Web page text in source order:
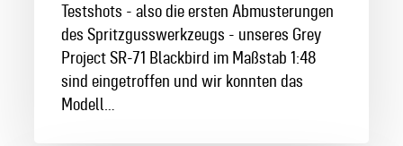
Testshots - also die ersten Abmusterungen
des Spritzgusswerkzeugs - unseres Grey
Project SR-71 Blackbird im Maßstab 1:48
sind eingetroffen und wir konnten das
Modell…